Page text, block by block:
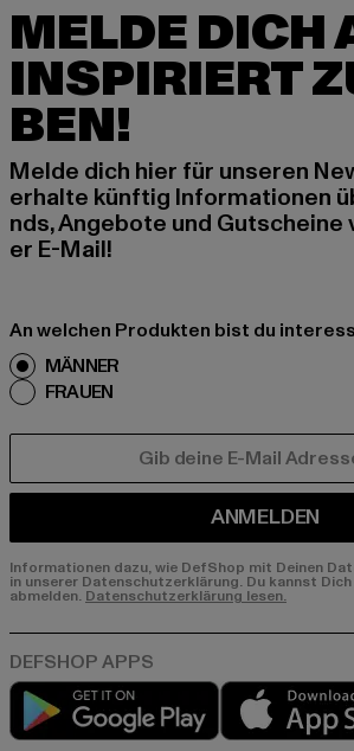
MELDE DICH
INSPIRIERT
BEN!
Melde dich hier für unseren
erhalte künftig Informationen
nds, Angebote und Gutscheine
er E-Mail!
An welchen Produkten bist du
MÄNNER
FRAUEN
ANMELDEN
Informationen dazu, wie DefShop mit Deinen
in unserer Datenschutzerklärung. Du kannst
abmelden. Datenschutzerklärung lesen.
Play market